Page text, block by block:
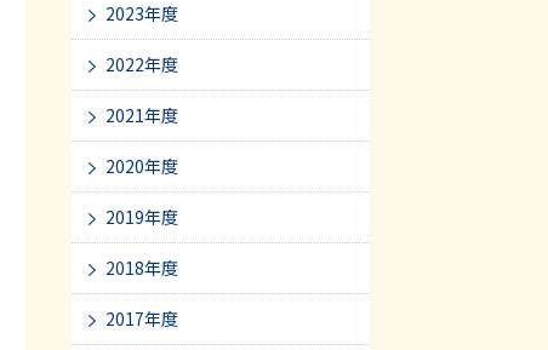
2023年度
2022年度
2021年度
2020年度
2019年度
2018年度
2017年度